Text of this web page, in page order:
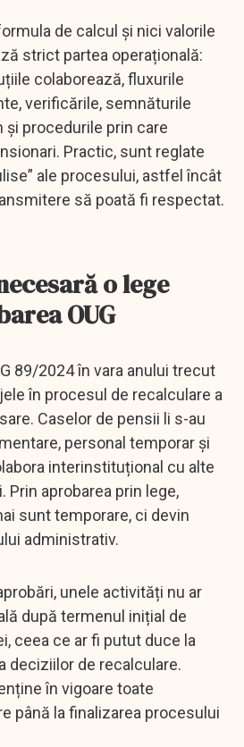
de calcul și nici valorile
strict partea operațională:
colaborează, fluxurile
verificările, semnăturile
procedurile prin care
Practic, sunt reglate
ale procesului, astfel încât
să poată fi respectat.
o lege
OUG
89/2024 în vara anului trecut
în procesul de recalculare a
Caselor de pensii li s-au
personal temporar și
interinstituțional cu alte
aprobarea prin lege,
sunt temporare, ci devin
administrativ.
unele activități nu ar
după termenul inițial de
ceea ce ar fi putut duce la
deciziilor de recalculare.
în vigoare toate
până la finalizarea procesului